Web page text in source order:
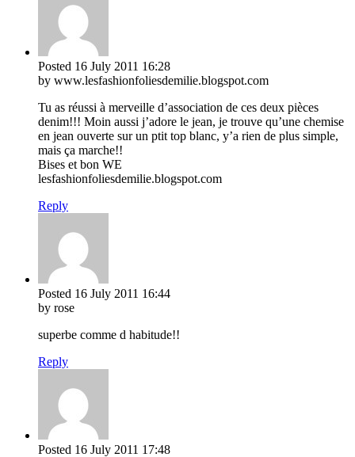
Posted 16 July 2011 16:28
by www.lesfashionfoliesdemilie.blogspot.com
Tu as réussi à merveille d’association de ces deux pièces
denim!!! Moin aussi j’adore le jean, je trouve qu’une chemise
en jean ouverte sur un ptit top blanc, y’a rien de plus simple,
mais ça marche!!
Bises et bon WE
lesfashionfoliesdemilie.blogspot.com
Reply
Posted 16 July 2011 16:44
by rose
superbe comme d habitude!!
Reply
Posted 16 July 2011 17:48